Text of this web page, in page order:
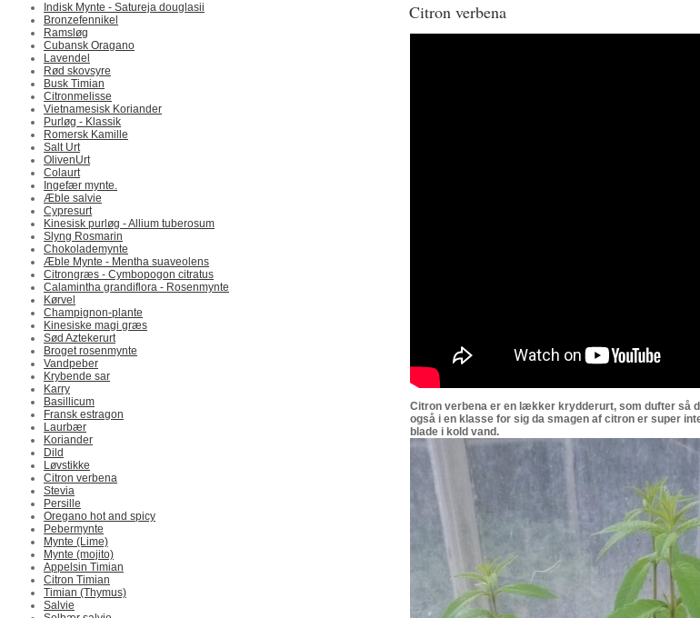
Indisk Mynte - Satureja douglasii
Bronzefennikel
Ramsløg
Cubansk Oragano
Lavendel
Rød skovsyre
Busk Timian
Citronmelisse
Vietnamesisk Koriander
Purløg - Klassik
Romersk Kamille
Salt Urt
OlivenUrt
Colaurt
Ingefær mynte.
Æble salvie
Cypresurt
Kinesisk purløg - Allium tuberosum
Slyng Rosmarin
Chokolademynte
Æble Mynte - Mentha suaveolens
Citrongræs - Cymbopogon citratus
Calamintha grandiflora - Rosenmynte
Kørvel
Champignon-plante
Kinesiske magi græs
Sød Aztekerurt
Broget rosenmynte
Vandpeber
Krybende sar
Karry
Basillicum
Fransk estragon
Laurbær
Koriander
Dild
Løvstikke
Citron verbena
Stevia
Persille
Oregano hot and spicy
Pebermynte
Mynte (Lime)
Mynte (mojito)
Appelsin Timian
Citron Timian
Timian (Thymus)
Salvie
Citron verbena
Citron verbena er en lækker krydderurt, som dufter så
også i en klasse for sig da smagen af citron er super
blade i kold vand.